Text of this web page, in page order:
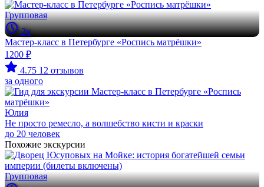
Групповая
2ч
Мастер-класс в Петербурге «Роспись матрёшки»
1200 ₽
4.75 12 отзывов
за одного
Юлия
Не просто ремесло, а волшебство кисти и краски
до 20 человек
Похожие экскурсии
Групповая